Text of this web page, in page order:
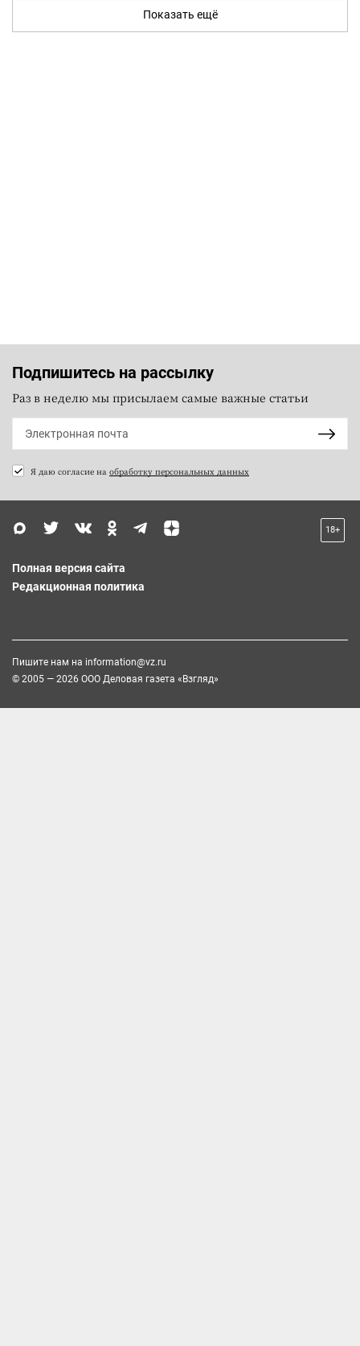
Показать ещё
Подпишитесь на рассылку
Раз в неделю мы присылаем самые важные статьи
Я даю согласие на обработку персональных данных
18+
Полная версия сайта
Редакционная политика
Пишите нам на information@vz.ru
© 2005 — 2026 ООО Деловая газета «Взгляд»